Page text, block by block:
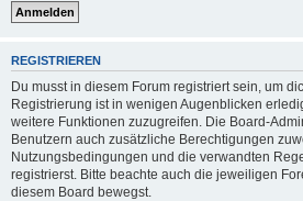
REGISTRIEREN
Du musst in diesem Forum registriert sein, um
Registrierung ist in wenigen Augenblicken
weitere Funktionen zuzugreifen. Die Board-
Benutzern auch zusätzliche Berechtigungen
Nutzungsbedingungen und die verwandten
registrierst. Bitte beachte auch die jeweiligen
diesem Board bewegst.